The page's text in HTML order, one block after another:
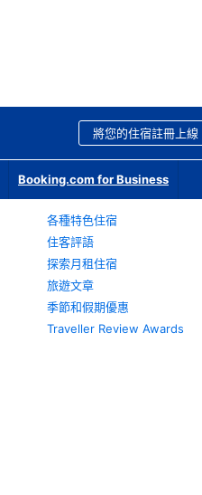
將您的住宿註冊上線
Booking.com for Business
各種特色住宿
住客評語
探索月租住宿
旅遊文章
季節和假期優惠
Traveller Review Awards